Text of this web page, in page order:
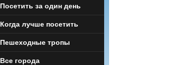
Посетить за один день
Когда лучше посетить
Пешеходные тропы
Все города